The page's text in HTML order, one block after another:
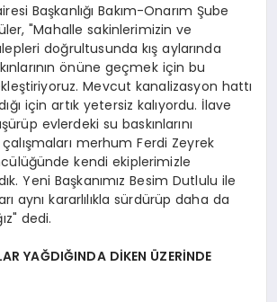
Başkanlığı Bakım-Onarım Şube
"Mahalle sakinlerimizin ve
doğrultusunda kış aylarında
önüne geçmek için bu
Mevcut kanalizasyon hattı
için artık yetersiz kalıyordu. İlave
evlerdeki su baskınlarını
merhum Ferdi Zeyrek
kendi ekiplerimizle
Yeni Başkanımız Besim Dutlulu ile
aynı kararlılıkla sürdürüp daha da
dedi.
YAĞDIĞINDA DİKEN ÜZERİNDE